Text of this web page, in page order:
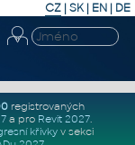
CZ | SK| EN | DE
registrovaných
a pro Revit 2027.
křivkyv sekci